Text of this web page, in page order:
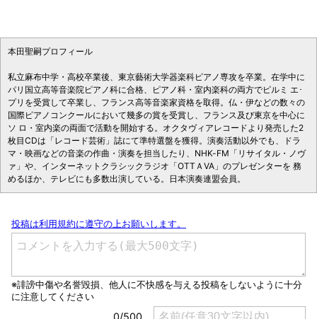
本田聖嗣プロフィール
私立麻布中学・高校卒業後、東京藝術大学器楽科ピアノ専攻を卒業。在学中に
パリ国立高等音楽院ピアノ科に合格、ピアノ科・室内楽科の両方でピルミ エ･
プリを受賞して卒業し、フランス高等音楽家資格を取得。仏・伊などの数々の
国際ピアノコンクールにおいて幾多の賞を受賞し、フランス及び東京を中心に
ソ ロ・室内楽の両面で活動を開始する。オクタヴィアレコードより発売した2
枚目CDは「レコード芸術」誌にて準特選盤を獲得。演奏活動以外でも、ドラ
マ・映画などの音楽の作曲・演奏を担当したり、NHK-FM「リサイタル・ノヴ
ァ」や、インターネットクラシックラジオ「OTTＡVA」のプレゼンターを 務
めるほか、テレビにも多数出演している。日本演奏連盟会員。